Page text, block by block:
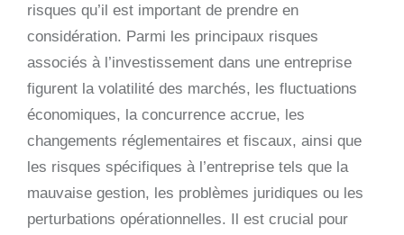
risques qu’il est important de prendre en
considération. Parmi les principaux risques
associés à l’investissement dans une entreprise
figurent la volatilité des marchés, les fluctuations
économiques, la concurrence accrue, les
changements réglementaires et fiscaux, ainsi que
les risques spécifiques à l’entreprise tels que la
mauvaise gestion, les problèmes juridiques ou les
perturbations opérationnelles. Il est crucial pour